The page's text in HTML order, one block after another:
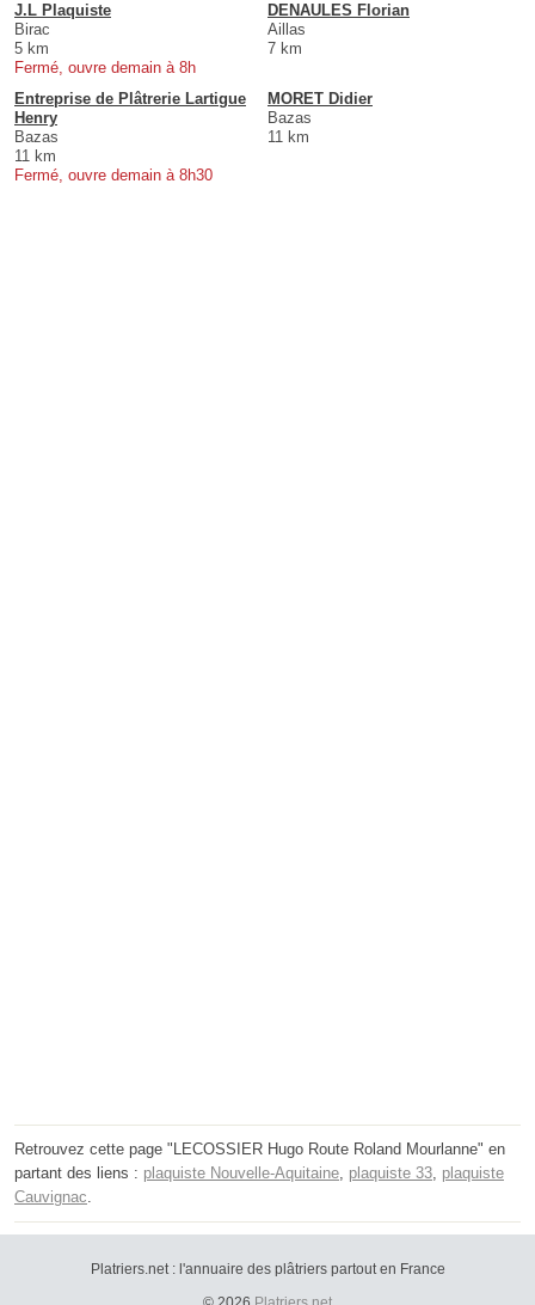
J.L Plaquiste
Birac
5 km
Fermé, ouvre demain à 8h
DENAULES Florian
Aillas
7 km
Entreprise de Plâtrerie Lartigue
Henry
Bazas
11 km
Fermé, ouvre demain à 8h30
MORET Didier
Bazas
11 km
Retrouvez cette page "LECOSSIER Hugo Route Roland Mourlanne" en
partant des liens : plaquiste Nouvelle-Aquitaine, plaquiste 33, plaquiste
Cauvignac.
Platriers.net : l'annuaire des plâtriers partout en France